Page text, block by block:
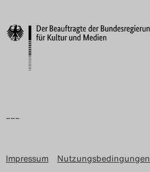
–––
Impressum Nutzungsbedingungen